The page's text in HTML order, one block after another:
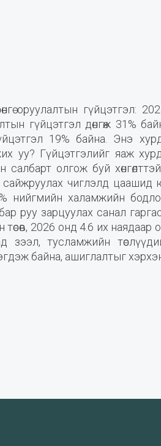
оруулалтын
гүйцэтгэл дөнгөж
19% байна. Энэ
уу? Гүйцэтгэлийг яаж
н салбарт олгож буй
сайжруулах чиглэлд
нийгмийн халамжийн
руу зарцуулах санал
2026 онд 4.6 их
зээл, тусламжийн
байна, ашиглалтыг